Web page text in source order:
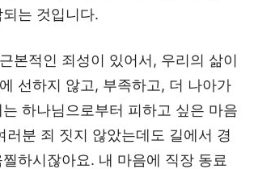
는 것입니다.
본적인 죄성이 있어서, 우리의 삶이
선하지 않고, 부족하고, 더 나아가
하나님으로부터 피하고 싶은 마음
러분 죄 짓지 않았는데도 길에서 경
하시잖아요. 내 마음에 직장 동료